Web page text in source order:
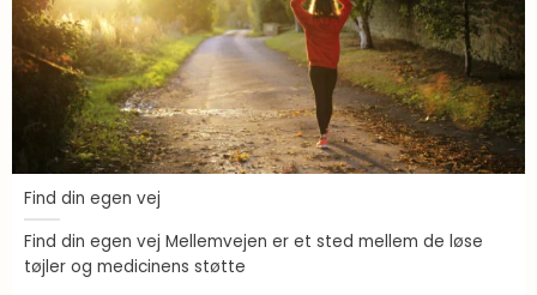
Find din egen vej
Find din egen vej Mellemvejen er et sted mellem de løse
tøjler og medicinens støtte